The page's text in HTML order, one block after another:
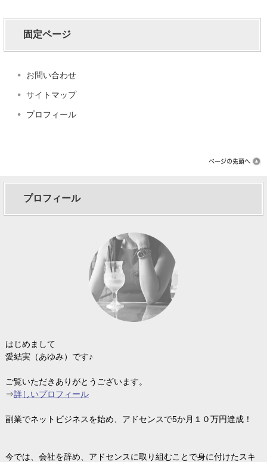
固定ページ
お問い合わせ
サイトマップ
プロフィール
プロフィール
はじめまして
愛結実（あゆみ）です♪
ご覧いただきありがとうございます。
⇒詳しいプロフィール
副業でネットビジネスを始め、アドセンスで5か月１０万円達成！
今では、会社を辞め、アドセンスに取り組むことで身に付けたスキ